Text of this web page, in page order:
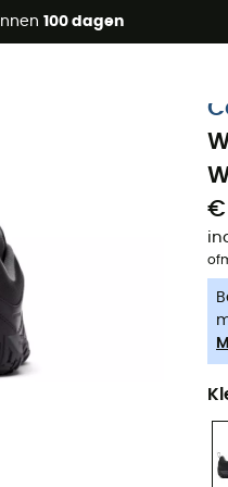
100 dagen
2 producten* met code
€
of